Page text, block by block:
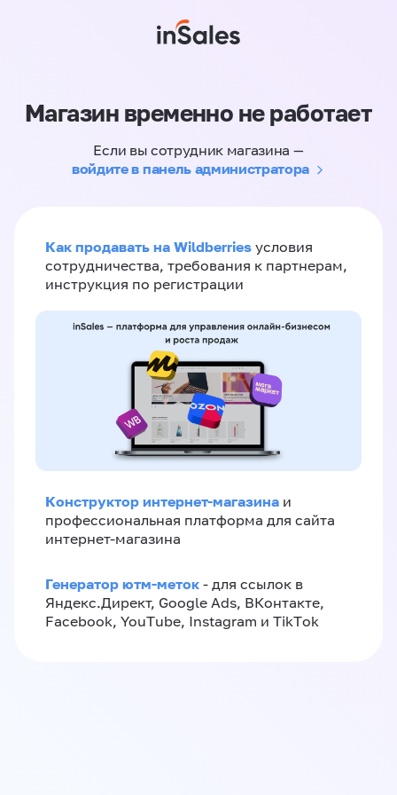
Магазин временно не работает
Если вы сотрудник магазина —
войдите в панель администратора
Как продавать на Wildberries условия
сотрудничества, требования к партнерам,
инструкция по регистрации
Конструктор интернет-магазина и
профессиональная платформа для сайта
интернет-магазина
Генератор ютм-меток - для ссылок в
Яндекс.Директ, Google Ads, ВКонтакте,
Facebook, YouTube, Instagram и TikTok